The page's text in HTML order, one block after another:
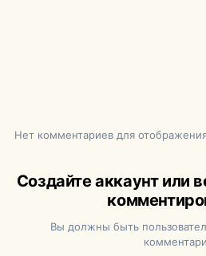
Нет комментариев для
Создайте аккаунт или
Вы должны быть